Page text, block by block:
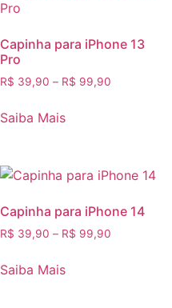
Capinha para iPhone 13
Pro
R$ 39,90 – R$ 99,90
Saiba Mais
Capinha para iPhone 14
R$ 39,90 – R$ 99,90
Saiba Mais